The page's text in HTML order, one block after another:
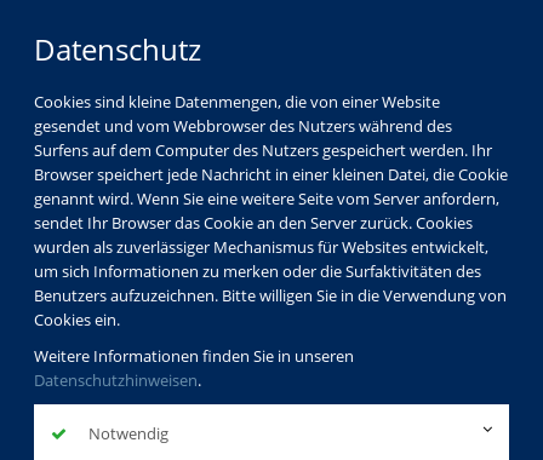
Datenschutz
Cookies sind kleine Datenmengen, die von einer Website
gesendet und vom Webbrowser des Nutzers während des
Surfens auf dem Computer des Nutzers gespeichert werden. Ihr
Browser speichert jede Nachricht in einer kleinen Datei, die Cookie
genannt wird. Wenn Sie eine weitere Seite vom Server anfordern,
sendet Ihr Browser das Cookie an den Server zurück. Cookies
wurden als zuverlässiger Mechanismus für Websites entwickelt,
um sich Informationen zu merken oder die Surfaktivitäten des
Benutzers aufzuzeichnen. Bitte willigen Sie in die Verwendung von
Cookies ein.
Weitere Informationen finden Sie in unseren
Datenschutzhinweisen.
Notwendig